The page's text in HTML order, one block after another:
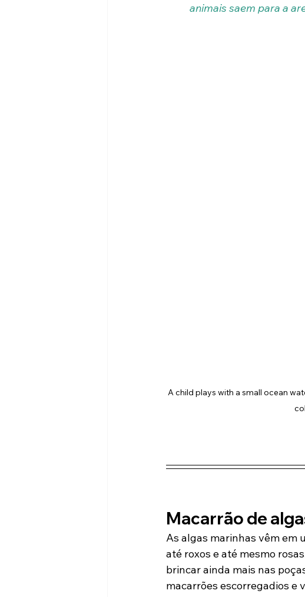
animais saem para a
A child plays with a small ocean
Macarrão de
As algas marinhas vêm em
até roxos e até mesmo
brincar ainda mais nas
macarrões escorregadios e